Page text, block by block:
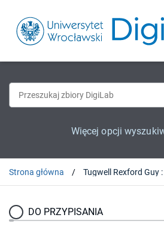
Więcej opcji
Strona główna Tugwell Rexford Guy :
DO PRZYPISANIA